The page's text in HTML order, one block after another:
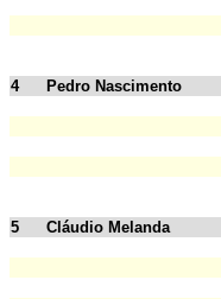
4 Pedro Nascimento
5 Cláudio Melanda